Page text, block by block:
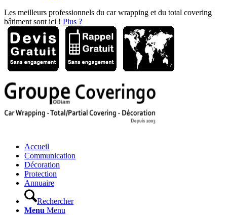
Les meilleurs professionnels du car wrapping et du total covering
bâtiment sont ici ! Plus ?
Accueil
Communication
Décoration
Protection
Annuaire
Rechercher
Menu Menu